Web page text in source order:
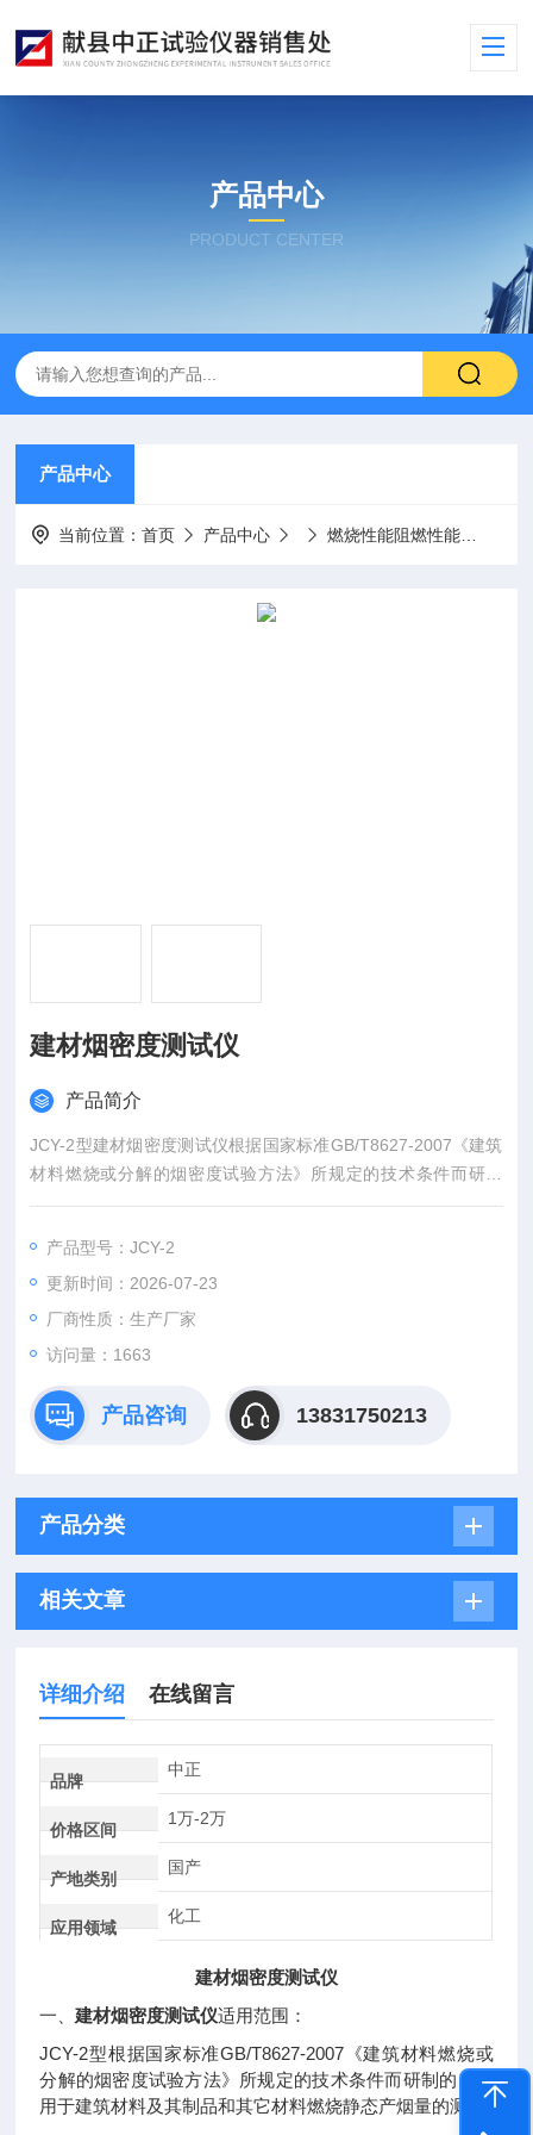
产品中心
PRODUCT CENTER
产品中心
当前位置：首页 产品中心 燃烧性能阻燃性能
建材烟密度测试仪
产品简介
JCY-2型建材烟密度测试仪根据国家标准GB/T8627-2007《建筑
材料燃烧或分解的烟密度试验方法》所规定的技术条件而研制
的，适用于建筑材料及其制品和其它材料燃烧静态产烟量的测定
产品型号：JCY-2
更新时间：2026-07-23
厂商性质：生产厂家
访问量：1663
产品咨询 13831750213
产品分类
相关文章
详细介绍 在线留言
品牌
中正
价格区间
1万-2万
产地类别
国产
应用领域
化工
建材烟密度测试仪
一、建材烟密度测试仪适用范围：
JCY-2型根据国家标准GB/T8627-2007 《建筑材料燃烧或
分解的烟密度试验方法》所规定的技术条件而研制的，适
用于建筑材料及其制品和其它材料燃烧静态产烟量的测定